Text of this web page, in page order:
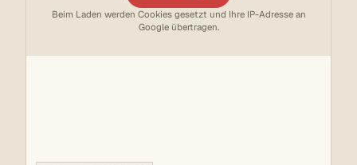
Beim Laden werden Cookies gesetzt und Ihre IP-Adresse an
Google übertragen.